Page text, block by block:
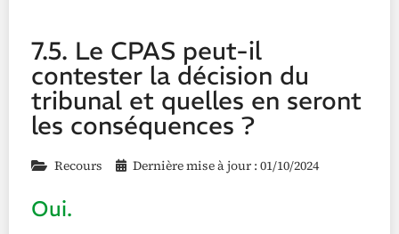
7.5. Le CPAS peut-il
contester la décision du
tribunal et quelles en seront
les conséquences ?
Recours Dernière mise à jour : 01/10/2024
Oui.